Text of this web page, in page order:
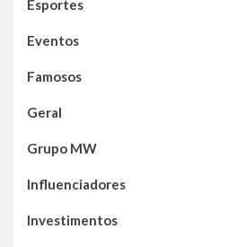
Esportes
Eventos
Famosos
Geral
Grupo MW
Influenciadores
Investimentos